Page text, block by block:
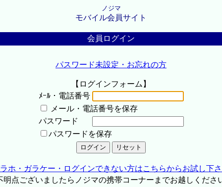
ノジマ
モバイル会員サイト
会員ログイン
パスワード未設定・お忘れの方
【ログインフォーム】
ﾒｰﾙ・電話番号
メール・電話番号を保存
パスワード
パスワードを保存
ホ・ガラケー・ログインできない方はこちらからお試し下
点ございましたらノジマの携帯コーナーまでお越しくださ